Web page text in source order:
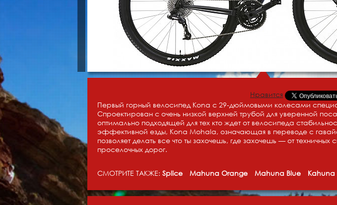
Нравится
Первый горный велосипед Kona с 29-дюймовыми колесами
Спроектирован с очень низкой верхней трубой для уверенной
оптимально подходящей для тех кто ждет от велосипеда
эффективной езды, Kona Mohala, означающая в переводе с
позволяет делать все что ты захочешь, где захочешь — от техничных
проселочных дорог.
СМОТРИТЕ ТАКЖЕ: Splice Mahuna Orange Mahuna Blue Kahuna